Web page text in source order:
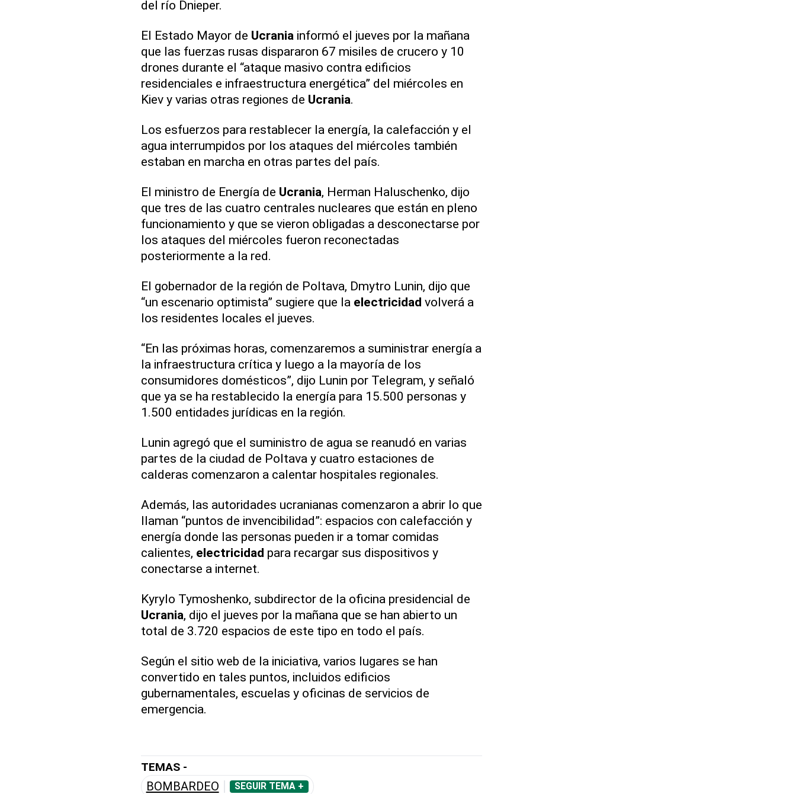
del río Dnieper.
El Estado Mayor de Ucrania informó el jueves por la mañana
que las fuerzas rusas dispararon 67 misiles de crucero y 10
drones durante el “ataque masivo contra edificios
residenciales e infraestructura energética” del miércoles en
Kiev y varias otras regiones de Ucrania.
Los esfuerzos para restablecer la energía, la calefacción y el
agua interrumpidos por los ataques del miércoles también
estaban en marcha en otras partes del país.
El ministro de Energía de Ucrania, Herman Haluschenko, dijo
que tres de las cuatro centrales nucleares que están en pleno
funcionamiento y que se vieron obligadas a desconectarse por
los ataques del miércoles fueron reconectadas
posteriormente a la red.
El gobernador de la región de Poltava, Dmytro Lunin, dijo que
“un escenario optimista” sugiere que la electricidad volverá a
los residentes locales el jueves.
“En las próximas horas, comenzaremos a suministrar energía a
la infraestructura crítica y luego a la mayoría de los
consumidores domésticos”, dijo Lunin por Telegram, y señaló
que ya se ha restablecido la energía para 15.500 personas y
1.500 entidades jurídicas en la región.
Lunin agregó que el suministro de agua se reanudó en varias
partes de la ciudad de Poltava y cuatro estaciones de
calderas comenzaron a calentar hospitales regionales.
Además, las autoridades ucranianas comenzaron a abrir lo que
llaman “puntos de invencibilidad”: espacios con calefacción y
energía donde las personas pueden ir a tomar comidas
calientes, electricidad para recargar sus dispositivos y
conectarse a internet.
Kyrylo Tymoshenko, subdirector de la oficina presidencial de
Ucrania, dijo el jueves por la mañana que se han abierto un
total de 3.720 espacios de este tipo en todo el país.
Según el sitio web de la iniciativa, varios lugares se han
convertido en tales puntos, incluidos edificios
gubernamentales, escuelas y oficinas de servicios de
emergencia.
TEMAS -
BOMBARDEO SEGUIR TEMA +